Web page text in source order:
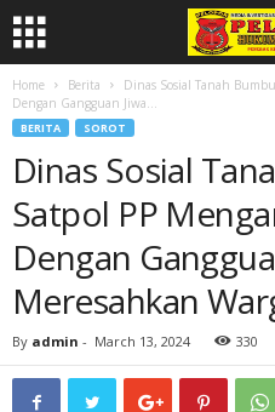
Home Berita
Dinas Sosial Tanah
Dengan Gangguan Jiwa...
BERITA SOROT
Dinas Sosial
Satpol PP
Dengan
Meresahkan
By admin - March 13, 2024 330